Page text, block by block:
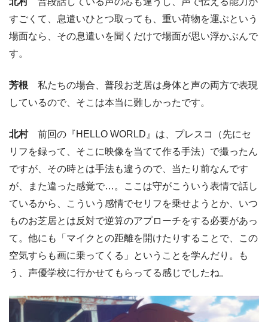
すごくて、息遣いひとつ取っても、重い荷物を運ぶという
場面なら、その息遣いを聞くだけで場面が思い浮かぶんで
す。
芳根 私たちの場合、普段お芝居は身体と声の両方で表現
しているので、そこは本当に難しかったです。
北村前回の『HELLO WORLD』は、プレスコ（先にセ
リフを録って、そこに映像を当てて作る手法）で撮ったん
ですが、その時とは手法も違うので、当たり前なんです
が、また違った感覚で…。ここは守がこういう表情で話し
ているから、こういう感情でセリフを乗せようとか、いつ
ものお芝居とは反対で逆算のアプローチをする必要があっ
て。他にも「マイクとの距離を開けたりすることで、この
空気すらも画に乗ってくる」ということを学んだり。も
う、声優学校に行かせてもらってる感じでしたね。